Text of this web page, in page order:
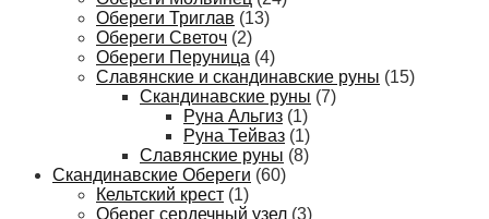
Обереги Триглав (13)
Обереги Светоч (2)
Обереги Перуница (4)
Славянские и скандинавские руны (15)
Скандинавские руны (7)
Руна Альгиз (1)
Руна Тейваз (1)
Славянские руны (8)
Скандинавские Обереги (60)
Кельтский крест (1)
Оберег сердечный узел (3)